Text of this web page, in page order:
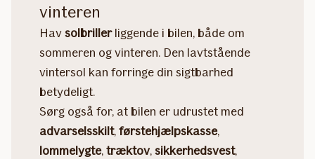
vinteren
Havsolbrillerliggende i bilen, både om
sommeren og vinteren. Den lavtstående
vintersol kan forringe din sigtbarhed
betydeligt.
Sørg også for, at bilen er udrustet med
advarselsskilt,førstehjælpskasse,
lommelygte,træktov,sikkerhedsvest,